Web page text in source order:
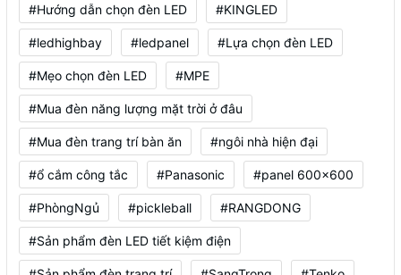
#Hướng dẫn chọn đèn LED #KINGLED
#ledhighbay #ledpanel #Lựa chọn đèn LED
#Mẹo chọn đèn LED #MPE
#Mua đèn năng lượng mặt trời ở đâu
#Mua đèn trang trí bàn ăn #ngôi nhà hiện đại
#ổ cắm công tắc #Panasonic #panel 600x600
#PhòngNgủ #pickleball #RANGDONG
#Sản phẩm đèn LED tiết kiệm điện